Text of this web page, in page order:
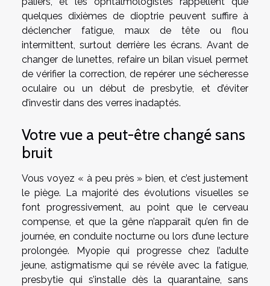
quelques dixièmes de dioptrie peuvent suffire à
déclencher fatigue, maux de tête ou flou
intermittent, surtout derrière les écrans. Avant de
changer de lunettes, refaire un bilan visuel permet
de vérifier la correction, de repérer une sécheresse
oculaire ou un début de presbytie, et d’éviter
d’investir dans des verres inadaptés.
Votre vue a peut-être changé sans
bruit
Vous voyez « à peu près » bien, et c’est justement
le piège. La majorité des évolutions visuelles se
font progressivement, au point que le cerveau
compense, et que la gêne n’apparaît qu’en fin de
journée, en conduite nocturne ou lors d’une lecture
prolongée. Myopie qui progresse chez l’adulte
jeune, astigmatisme qui se révèle avec la fatigue,
presbytie qui s’installe dès la quarantaine, sans